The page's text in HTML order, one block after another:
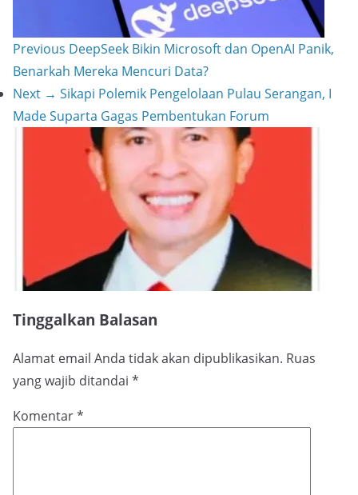
Previous DeepSeek Bikin Microsoft dan OpenAI Panik,
Benarkah Mereka Mencuri Data?
Next → Sikapi Polemik Pengelolaan Pulau Serangan, I
Made Suparta Gagas Pembentukan Forum
Tinggalkan Balasan
Alamat email Anda tidak akan dipublikasikan. Ruas
yang wajib ditandai *
Komentar*